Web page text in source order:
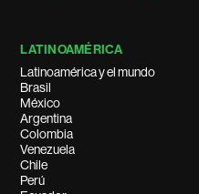
LATINOAMÉRICA
Latinoamérica y el mundo
Brasil
México
Argentina
Colombia
Venezuela
Chile
Perú